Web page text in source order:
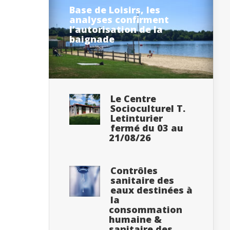
Base de Loisirs, les
analyses confirment
l’autorisation de la
baignade
Le Centre
Socioculturel T.
Letinturier
fermé du 03 au
21/08/26
Contrôles
sanitaire des
eaux destinées à
la
consommation
humaine &